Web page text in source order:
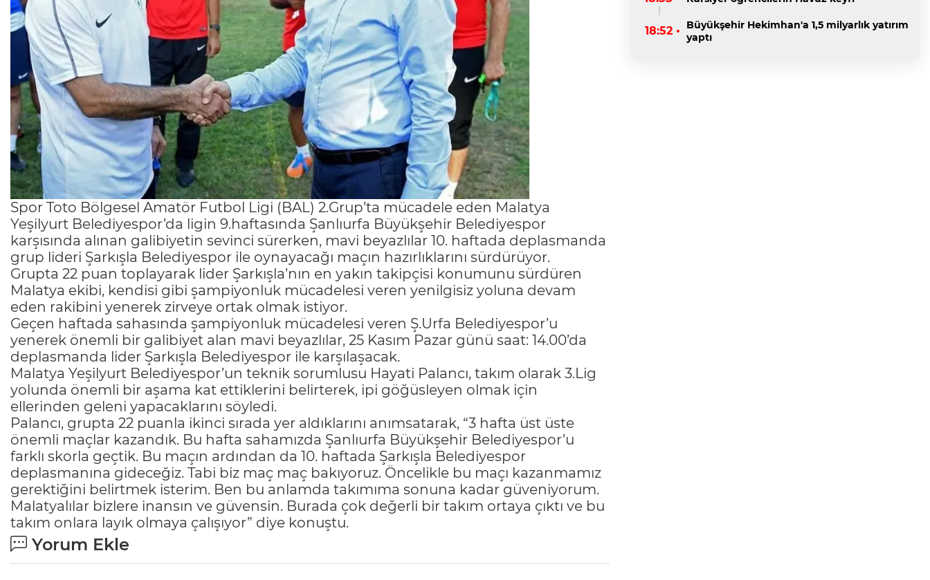
Spor Toto Bölgesel Amatör Futbol Ligi (BAL) 2.Grup’ta mücadele eden Malatya
Yeşilyurt Belediyespor’da ligin 9.haftasında Şanlıurfa Büyükşehir Belediyespor
karşısında alınan galibiyetin sevinci sürerken, mavi beyazlılar 10. haftada deplasmanda
grup lideri Şarkışla Belediyespor ile oynayacağı maçın hazırlıklarını sürdürüyor.
Grupta 22 puan toplayarak lider Şarkışla’nın en yakın takipçisi konumunu sürdüren
Malatya ekibi, kendisi gibi şampiyonluk mücadelesi veren yenilgisiz yoluna devam
eden rakibini yenerek zirveye ortak olmak istiyor.
Geçen haftada sahasında şampiyonluk mücadelesi veren Ş.Urfa Belediyespor’u
yenerek önemli bir galibiyet alan mavi beyazlılar, 25 Kasım Pazar günü saat: 14.00’da
deplasmanda lider Şarkışla Belediyespor ile karşılaşacak.
Malatya Yeşilyurt Belediyespor’un teknik sorumlusu Hayati Palancı, takım olarak 3.Lig
yolunda önemli bir aşama kat ettiklerini belirterek, ipi göğüsleyen olmak için
ellerinden geleni yapacaklarını söyledi.
Palancı, grupta 22 puanla ikinci sırada yer aldıklarını anımsatarak, “3 hafta üst üste
önemli maçlar kazandık. Bu hafta sahamızda Şanlıurfa Büyükşehir Belediyespor’u
farklı skorla geçtik. Bu maçın ardından da 10. haftada Şarkışla Belediyespor
deplasmanına gideceğiz. Tabi biz maç maç bakıyoruz. Öncelikle bu maçı kazanmamız
gerektiğini belirtmek isterim. Ben bu anlamda takımıma sonuna kadar güveniyorum.
Malatyalılar bizlere inansın ve güvensin. Burada çok değerli bir takım ortaya çıktı ve bu
takım onlara layık olmaya çalışıyor” diye konuştu.
Yorum Ekle
18:52 •
Büyükşehir Hekimhan'a 1,5 milyarlık yatırım
yaptı